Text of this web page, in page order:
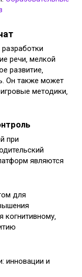
речи‚ мелкой
развитие‚
Он также может
методики‚
при
являются
для
когнитивному‚